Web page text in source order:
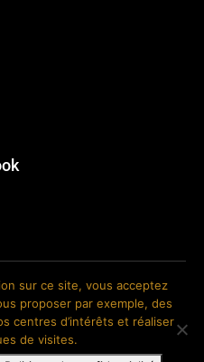
web réalisé par Roland CAUVIN.
sur ce site, vous acceptez
proposer par exemple, des
centres d’intérêts et réaliser
de visites.